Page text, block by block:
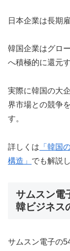
日本企業は長期
韓国企業はグロ
へ積極的に還元
実際に韓国の大
界市場との競争
す。
詳しくは 「韓国
構造」 でも解説
サムスン電
韓ビジネス
サムスン電子の